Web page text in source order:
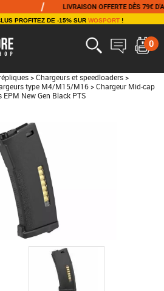
LIVRAISON OFFERTE DÈS 79€
PROFITEZ DE -15% SUR WOSPORT!
0
> Chargeurs et speedloaders >
type M4/M15/M16 > Chargeur Mid-cap
EPM New Gen Black PTS